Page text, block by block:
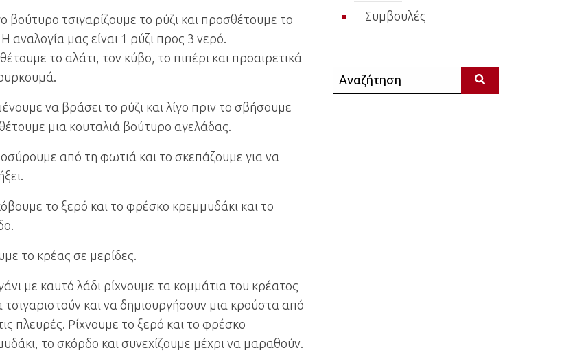
βούτυρο τσιγαρίζουμε το ρύζι και προσθέτουμε το
αναλογία μας είναι 1 ρύζι προς 3 νερό.
το αλάτι, τον κύβο, το πιπέρι και προαιρετικά
να βράσει το ρύζι και λίγο πριν το σβήσουμε
μια κουταλιά βούτυρο αγελάδας.
από τη φωτιά και το σκεπάζουμε για να
το ξερό και το φρέσκο κρεμμυδάκι και το
το κρέας σε μερίδες.
με καυτό λάδι ρίχνουμε τα κομμάτια του κρέατος
τσιγαριστούν και να δημιουργήσουν μια κρούστα από
πλευρές. Ρίχνουμε το ξερό και το φρέσκο
το σκόρδο και συνεχίζουμε μέχρι να μαραθούν.
Συμβουλές
Αναζήτηση